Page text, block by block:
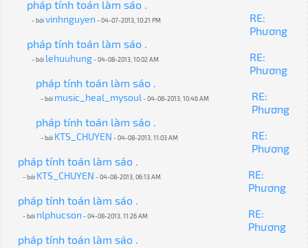
pháp tính toán làm sáo .
- bởivinhnguyen - 04-07-2013, 10:21 PM
RE:
Phương
pháp tính toán làm sáo .
- bởi lehuuhung- 04-08-2013, 10:02 AM
RE:
Phương
pháp tính toán làm sáo .
- bởi music_heal_mysoul- 04-08-2013, 10:46 AM
RE:
Phương
pháp tính toán làm sáo .
- bởi KTS_CHUYEN - 04-08-2013, 11:03 AM
RE:
Phương
pháp tính toán làm sáo .
- bởi KTS_CHUYEN - 04-08-2013, 06:13 AM
RE:
Phương
pháp tính toán làm sáo .
- bởi nlphucson - 04-08-2013, 11:26 AM
RE:
Phương
pháp tính toán làm sáo .